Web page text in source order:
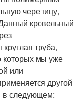
черепицу,
кровельный
труба,
которых мы уже
или
другой
в следующем: